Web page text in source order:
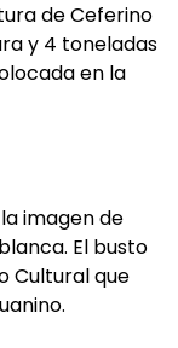
de Ceferino
y 4 toneladas
en la
imagen de
El busto
Cultural que